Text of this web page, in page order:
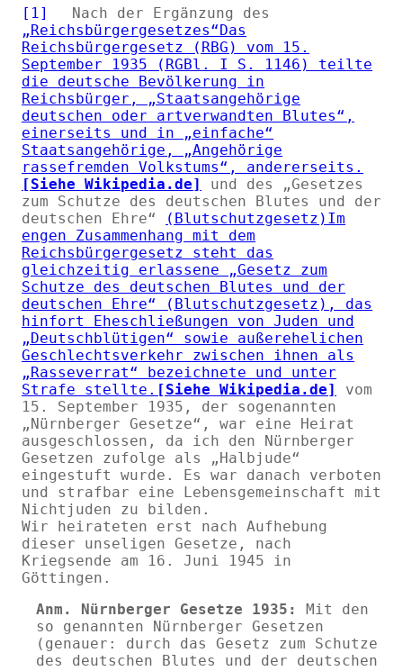
[1]
Nach der Ergänzung des
Reichsbürgergesetzes
Das
Reichsbürgergesetz (RBG) vom 15.
September 1935 (RGBl. I S. 1146) teilte
die deutsche Bevölkerung in
Reichsbürger,
Staatsangehörige
deutschen oder artverwandten Blutes
,
einerseits und in
einfache
Staatsangehörige,
Angehörige
rassefremden Volkstums
, andererseits.
[Siehe Wikipedia.de]
und des
Gesetzes
zum Schutze des deutschen Blutes und der
deutschen Ehre
(Blutschutzgesetz) Im
engen Zusammenhang mit dem
Reichsbürgergesetz steht das
gleichzeitig erlassene
Gesetz zum
Schutze des deutschen Blutes und der
deutschen Ehre
(Blutschutzgesetz), das
hinfort Eheschließungen von Juden und
Deutschblütigen
sowie außerehelichen
Geschlechtsverkehr zwischen ihnen als
Rasseverrat
bezeichnete und unter
Strafe stellte. [Siehe Wikipedia.de]
vom
15. September 1935, der sogenannten
Nürnberger Gesetze
, war eine Heirat
ausgeschlossen, da ich den Nürnberger
Gesetzen zufolge als
Halbjude
eingestuft wurde. Es war danach verboten
und strafbar eine Lebensgemeinschaft mit
Nichtjuden zu bilden.
Wir heirateten erst nach Aufhebung
dieser unseligen Gesetze, nach
Kriegsende am 16. Juni 1945 in
Göttingen.
Anm. Nürnberger Gesetze 1935:
Mit den
so genannten Nürnberger Gesetzen
(genauer: durch das Gesetz zum Schutze
des deutschen Blutes und der deutschen